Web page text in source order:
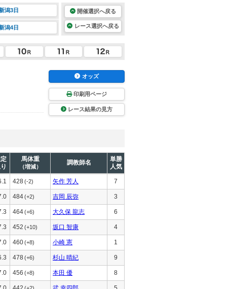
潟3日
潟4日
開催選択へ戻る
レース選択へ戻る
オッズ
印刷用ページ
レース結果の見方
馬体重
（増減）
調教師名
単勝
人気
428(-2) 矢作 芳人 7
484(+2) 吉岡 辰弥 3
464(+6) 大久保 龍志 6
452 (+10) 坂口 智康 4
460(+8) 小崎 憲 1
478 (+6) 杉山 晴紀 9
456 (+8) 本田 優 8